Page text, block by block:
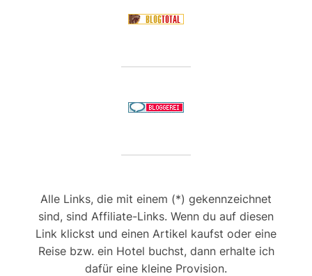
Alle Links, die mit einem (*) gekennzeichnet
sind, sind Affiliate-Links. Wenn du auf diesen
Link klickst und einen Artikel kaufst oder eine
Reise bzw. ein Hotel buchst, dann erhalte ich
dafür eine kleine Provision.